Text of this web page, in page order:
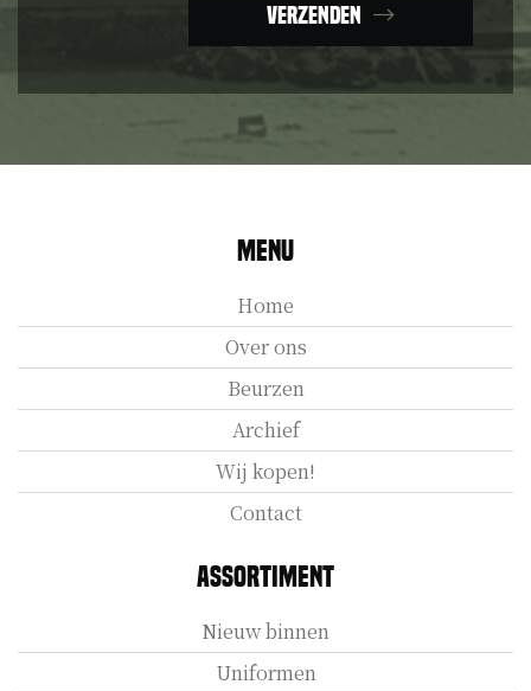
Verzenden
Menu
Home
Over ons
Beurzen
Archief
Wij kopen!
Contact
Assortiment
Nieuw binnen
Uniformen